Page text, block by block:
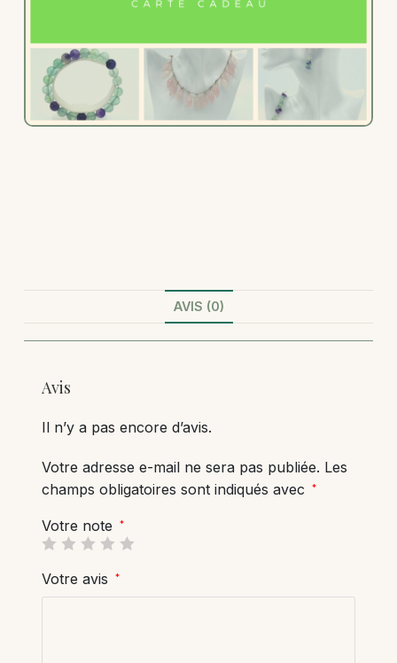
AVIS (0)
Avis
Il n’y a pas encore d’avis.
Votre adresse e-mail ne sera pas publiée. Les
champs obligatoires sont indiqués avec
*
Votre note *
Votre avis *